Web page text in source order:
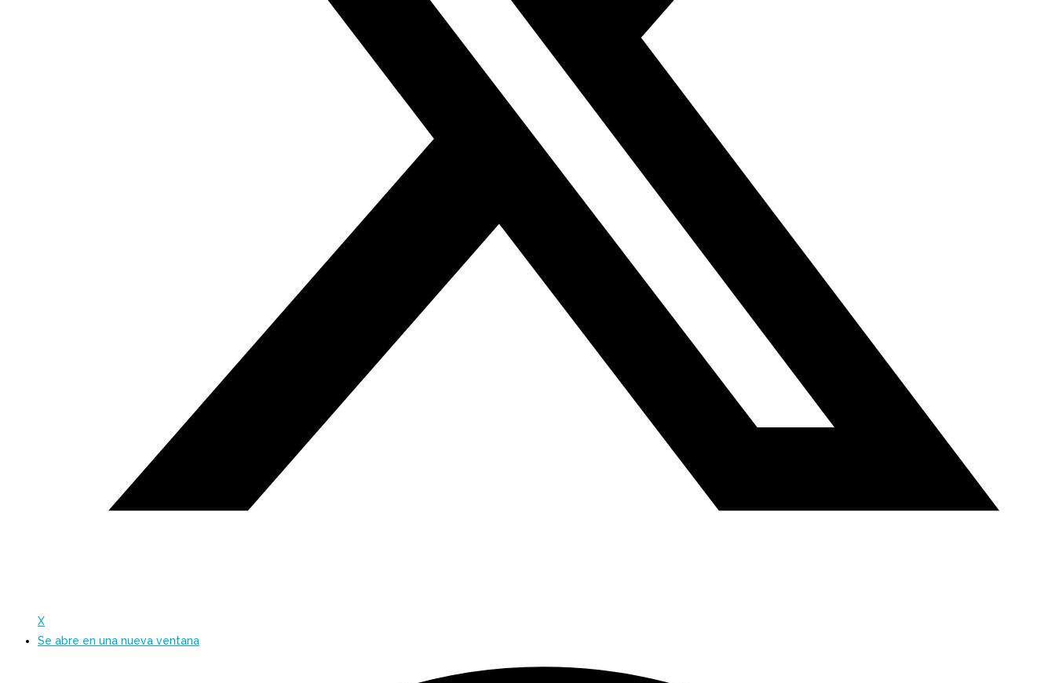
X
Se abre en una nueva ventana